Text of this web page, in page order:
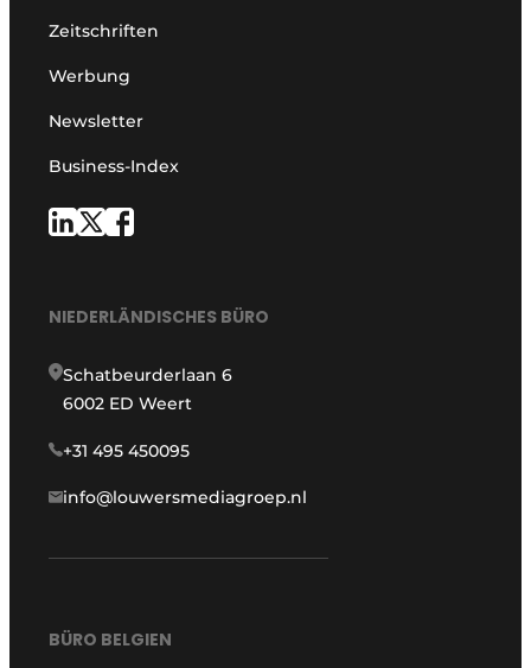
Zeitschriften
Werbung
Newsletter
Business-Index
NIEDERLÄNDISCHES BÜRO
Schatbeurderlaan 6
6002 ED Weert
+31 495 450095
info@louwersmediagroep.nl
BÜRO BELGIEN